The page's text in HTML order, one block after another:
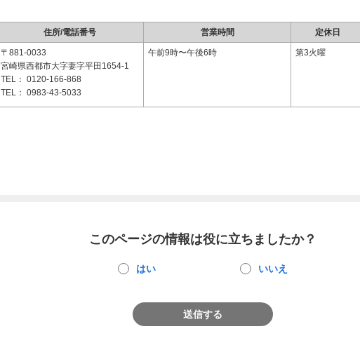
住所/電話番号 営業時間 定休日
〒881-0033
宮崎県西都市大字妻字平田1654-1
TEL： 0120-166-868
TEL： 0983-43-5033
午前9時〜午後6時 第3火曜
このページの情報は役に立ちましたか？
はい いいえ
送信する